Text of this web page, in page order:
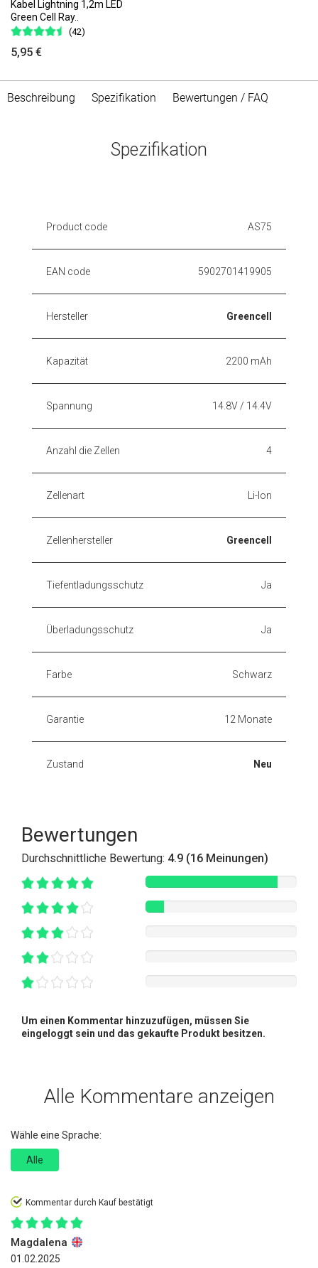
Kabel Lightning 1,2m LED
Green Cell Ray..
(42)
5,95 €
Beschreibung Spezifikation Bewertungen / FAQ
Spezifikation
Product code AS75
EAN code 5902701419905
Hersteller Greencell
Kapazität 2200 mAh
Spannung 14.8V / 14.4V
Anzahl die Zellen 4
Zellenart Li-Ion
Zellenhersteller Greencell
Tiefentladungsschutz Ja
Überladungsschutz Ja
Farbe Schwarz
Garantie 12 Monate
Zustand Neu
Bewertungen
Durchschnittliche Bewertung: 4.9 (16 Meinungen)
Um einen Kommentar hinzuzufügen, müssen Sie
eingeloggt sein und das gekaufte Produkt besitzen.
Alle Kommentare anzeigen
Wähle eine Sprache:
Alle
Kommentar durch Kauf bestätigt
Magdalena
01.02.2025